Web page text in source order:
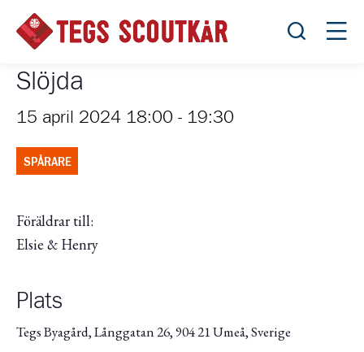
Öppna
Slöjda
15 april 2024 18:00 - 19:30
SPÅRARE
Föräldrar till:
Elsie & Henry
Plats
Tegs Byagård, Långgatan 26, 904 21 Umeå, Sverige